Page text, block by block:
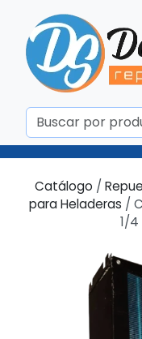
Catálogo /
para Heladeras /
1/4